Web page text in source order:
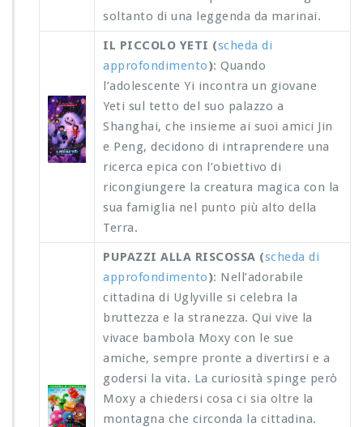
soltanto di una leggenda da marinai.
IL PICCOLO YETI (scheda di
approfondimento): Quando
l’adolescente Yi incontra un giovane
Yeti sul tetto del suo palazzo a
Shanghai, che insieme ai suoi amici Jin
e Peng, decidono di intraprendere una
ricerca epica con l’obiettivo di
ricongiungere la creatura magica con la
sua famiglia nel punto più alto della
Terra.
PUPAZZI ALLA RISCOSSA (scheda di
approfondimento): Nell’adorabile
cittadina di Uglyville si celebra la
bruttezza e la stranezza. Qui vive la
vivace bambola Moxy con le sue
amiche, sempre pronte a divertirsi e a
godersi la vita. La curiosità spinge però
Moxy a chiedersi cosa ci sia oltre la
montagna che circonda la cittadina.